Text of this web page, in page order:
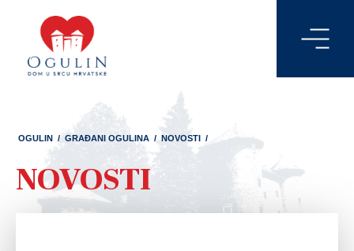
OGULIN / GRAĐANI OGULINA / NOVOSTI /
NOVOSTI